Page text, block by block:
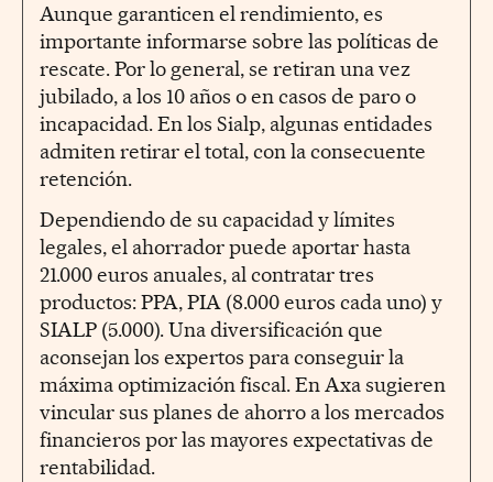
Aunque garanticen el rendimiento, es
importante informarse sobre las políticas de
rescate. Por lo general, se retiran una vez
jubilado, a los 10 años o en casos de paro o
incapacidad. En los Sialp, algunas entidades
admiten retirar el total, con la consecuente
retención.
Dependiendo de su capacidad y límites
legales, el ahorrador puede aportar hasta
21.000 euros anuales, al contratar tres
productos: PPA, PIA (8.000 euros cada uno) y
SIALP (5.000). Una diversificación que
aconsejan los expertos para conseguir la
máxima optimización fiscal. En Axa sugieren
vincular sus planes de ahorro a los mercados
financieros por las mayores expectativas de
rentabilidad.